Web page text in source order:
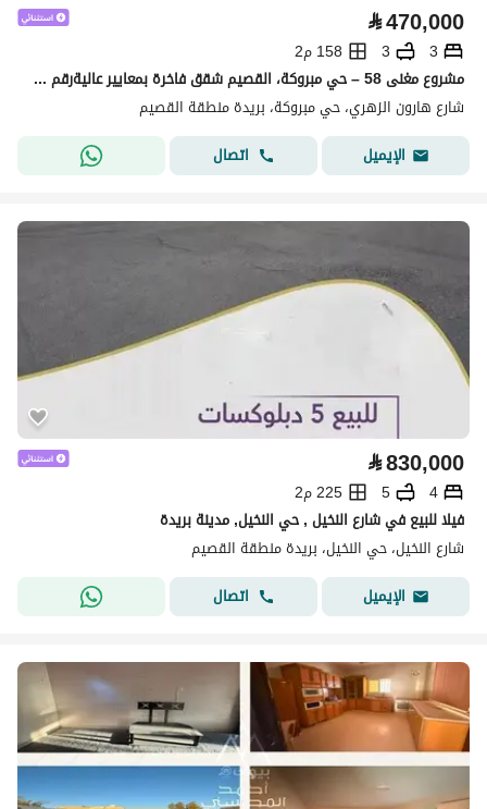
⃁470,000
3
3
158 م2
مشروع مغنى 58 – حي مبروكة، القصيم شقق فاخرة بمعايير عاليةرقم الوحدة 12
شارع هارون الزهري، حي مبروكة، بريدة منطقة القصيم
الإيميل
اتصال
⃁830,000
4
5
225 م2
فيلا للبيع في شارع النخيل , حي النخيل, مدينة بريدة
شارع النخيل، حي النخيل، بريدة منطقة القصيم
الإيميل
اتصال